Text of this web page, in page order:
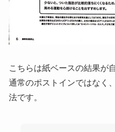
こちらは紙ベースの結果が
通常のポストインではなく
法です。